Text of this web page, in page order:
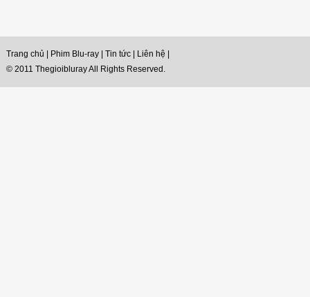
Trang chủ Phim Blu-ray Tin tức Liên hệ
© 2011 Thegioibluray All Rights Reserved.